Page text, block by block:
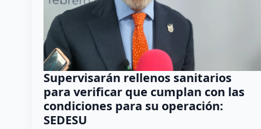
Supervisarán rellenos sanitarios
para verificar que cumplan con las
condiciones para su operación:
SEDESU